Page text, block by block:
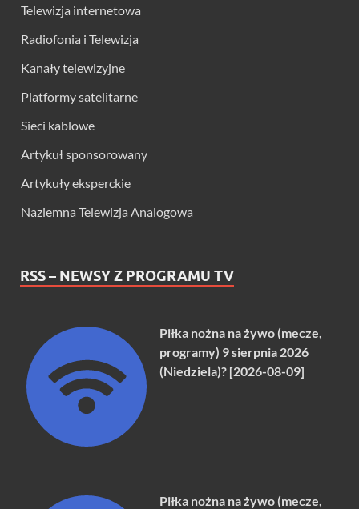
Telewizja internetowa
Radiofonia i Telewizja
Kanały telewizyjne
Platformy satelitarne
Sieci kablowe
Artykuł sponsorowany
Artykuły eksperckie
Naziemna Telewizja Analogowa
RSS – NEWSY Z PROGRAMU TV
Piłka nożna na żywo (mecze,
programy) 9 sierpnia 2026
(Niedziela)? [2026-08-09]
Piłka nożna na żywo (mecze,